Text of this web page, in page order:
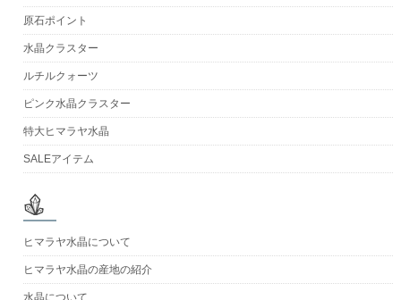
原石ポイント
水晶クラスター
ルチルクォーツ
ピンク水晶クラスター
特大ヒマラヤ水晶
SALEアイテム
ヒマラヤ水晶について
ヒマラヤ水晶の産地の紹介
水晶について